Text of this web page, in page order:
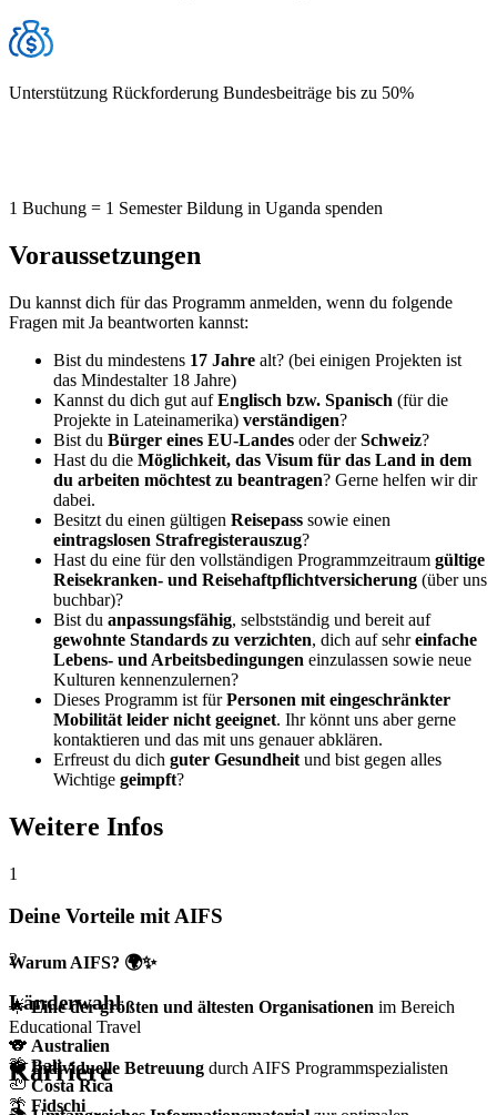
Unterstützung Rückforderung Bundesbeiträge bis zu 50%
1 Buchung = 1 Semester Bildung in Uganda spenden
Voraussetzungen
Du kannst dich für das Programm anmelden, wenn du folgende
Fragen mit Ja beantworten kannst:
Bist du mindestens 17 Jahre alt? (bei einigen Projekten ist
das Mindestalter 18 Jahre)
Kannst du dich gut aufEnglisch bzw. Spanisch (für die
Projekte in Lateinamerika) verständigen?
Bist du Bürger eines EU-Landes oder derSchweiz?
Hast du die Möglichkeit, das Visum für das Land in dem
du arbeiten möchtest zu beantragen? Gerne helfen wir dir
dabei.
Besitzt du einen gültigen Reisepass sowie einen
eintragslosen Strafregisterauszug?
Hast du eine für den vollständigen Programmzeitraum gültige
Reisekranken- und Reisehaftpflichtversicherung (über uns
buchbar)?
Bist du anpassungsfähig, selbstständig und bereit auf
gewohnte Standards zu verzichten, dich auf sehreinfache
Lebens- und Arbeitsbedingungen einzulassen sowie neue
Kulturen kennenzulernen?
Dieses Programm ist fürPersonen mit eingeschränkter
Mobilität leider nicht geeignet. Ihr könnt uns aber gerne
kontaktieren und das mit uns genauer abklären.
Erfreust du dich guter Gesundheit und bist gegen alles
Wichtige geimpft?
Weitere Infos
1
Deine Vorteile mit AIFS
Warum AIFS? 🌍✨
🌟Eine der größten und ältesten Organisationen im Bereich
Educational Travel
❤️Individuelle Betreuung durch AIFS Programmspezialisten
2
Länderwahl
🐨 Australien
🌴Bali
🦥Costa Rica
🌴 Fidschi
Karriere